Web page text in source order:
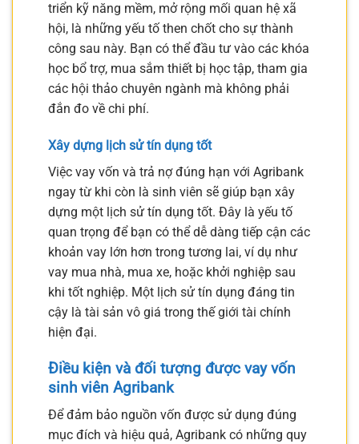
triển kỹ năng mềm, mở rộng mối quan hệ xã
hội, là những yếu tố then chốt cho sự thành
công sau này. Bạn có thể đầu tư vào các khóa
học bổ trợ, mua sắm thiết bị học tập, tham gia
các hội thảo chuyên ngành mà không phải
đắn đo về chi phí.
Xây dựng lịch sử tín dụng tốt
Việc vay vốn và trả nợ đúng hạn với Agribank
ngay từ khi còn là sinh viên sẽ giúp bạn xây
dựng một lịch sử tín dụng tốt. Đây là yếu tố
quan trọng để bạn có thể dễ dàng tiếp cận các
khoản vay lớn hơn trong tương lai, ví dụ như
vay mua nhà, mua xe, hoặc khởi nghiệp sau
khi tốt nghiệp. Một lịch sử tín dụng đáng tin
cậy là tài sản vô giá trong thế giới tài chính
hiện đại.
Điều kiện và đối tượng được vay vốn
sinh viên Agribank
Để đảm bảo nguồn vốn được sử dụng đúng
mục đích và hiệu quả, Agribank có những quy